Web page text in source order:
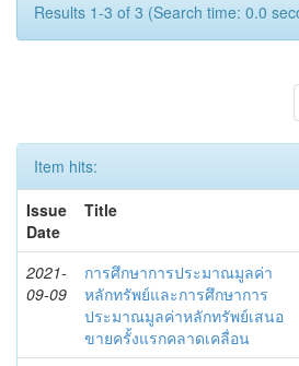
Results 1-3 of 3 (Search time: 0.0
Item hits:
Issue
Date
Title
2021-
09-09
การศึกษาการประมาณมูลค่า
หลักทรัพย์และการศึกษาการ
ประมาณมูลค่าหลักทรัพย์เสนอ
ขายครั้งแรกคลาดเคลื่อน